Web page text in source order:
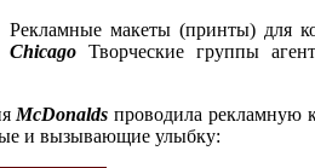
Рекламные макеты (принты) для
Творческие группы
McDonalds проводила рекламную
и вызывающие улыбку: